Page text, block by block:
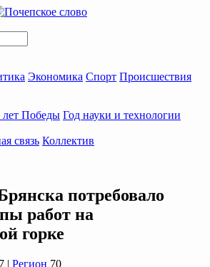
Экономика Спорт Происшествия
лет Победы Год науки и технологии
связь Коллектив
потребовало
работ на
горке
| Регион 70